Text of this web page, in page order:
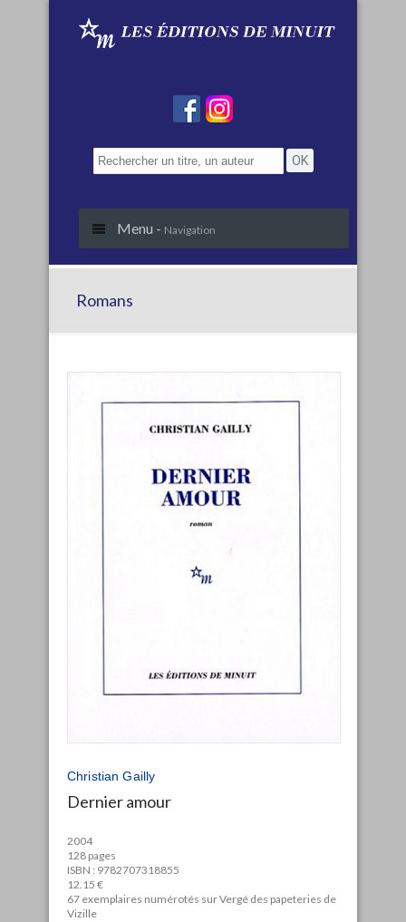
Menu - Navigation
Romans
Christian Gailly
Dernier amour
2004
128 pages
ISBN : 9782707318855
12.15 €
67 exemplaires numérotés sur Vergé des papeteries de
Vizille